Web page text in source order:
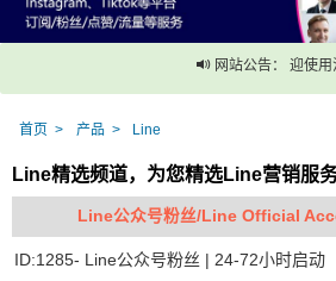
网站公告： 迎使用
首页 产品 Line
Line精选频道，为您精选Line营销服
Line公众号粉丝/Line Official
ID:1285- Line公众号粉丝 | 24-72小时启动